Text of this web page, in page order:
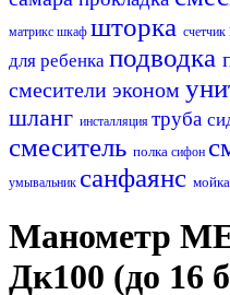
матрикс шкаф шторка счетчик
для ребенка подводка
смесители эконом
шланг инсталляция труба
смеситель полка сифон
умывальник санфаянс мойка
Манометр
Дк100 (до 16